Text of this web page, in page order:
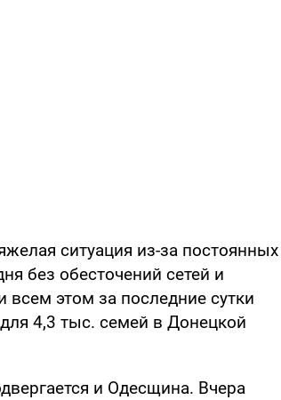
ситуация из-за постоянных
без обесточений сетей и
всем этом за последние сутки
4,3 тыс. семей в Донецкой
и Одесщина. Вчера